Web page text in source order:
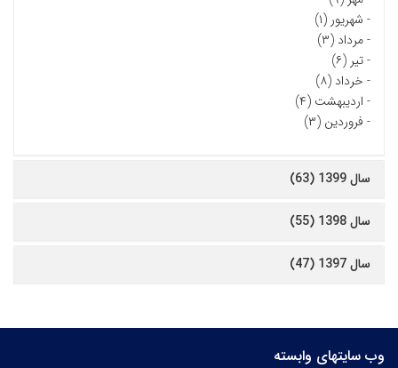
- شهریور (۱)
-مرداد (۳)
-تیر (۶)
- خرداد (۸)
- اردیبهشت (۴)
- فروردین (۳)
سال 1399 (63)
سال 1398 (55)
سال 1397 (47)
وب سایتهای وابسته